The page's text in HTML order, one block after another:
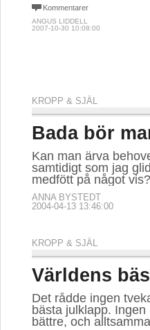
Kommentarer
ANGUS LIDDELL
2007-10-30 10:08:00
KROPP & SJÄL
Bada bör
Kan man ärva
samtidigt som jag
medfött på något vis?
ANNA BYSTEDT
2004-04-13 13:46:00
KROPP & SJÄL
Världens
Det rådde ingen
bästa julklapp.
bättre, och